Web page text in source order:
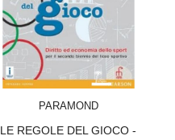
PARAMOND
LE REGOLE DEL GIOCO -